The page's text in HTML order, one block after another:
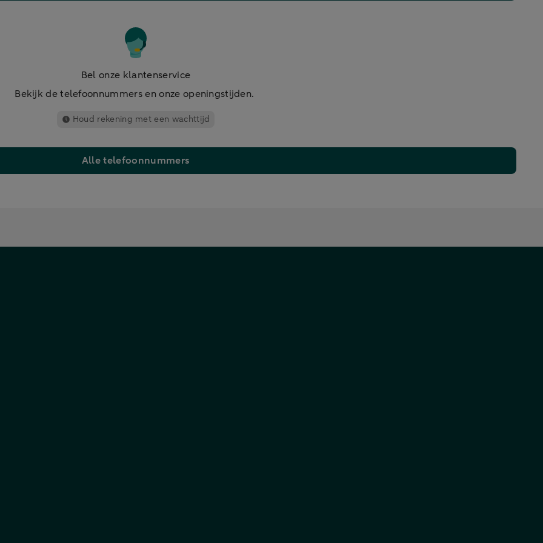
Bel onze klantenservice
Bekijk de telefoonnummers en onze openingstijden.
Houd rekening met een wachttijd
Alle telefoonnummers